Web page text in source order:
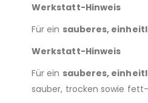
Werkstatt-Hinweis
Für ein sauberes,
Werkstatt-Hinweis
Für ein sauberes,
sauber, trocken sowie